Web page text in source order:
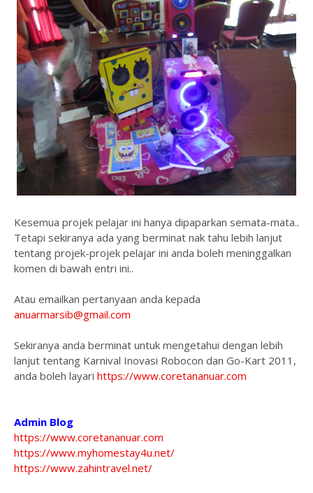
Kesemua projek pelajar ini hanya dipaparkan semata-mata..
Tetapi sekiranya ada yang berminat nak tahu lebih lanjut
tentang projek-projek pelajar ini anda boleh meninggalkan
komen di bawah entri ini..
Atau emailkan pertanyaan anda kepada
anuarmarsib@gmail.com
Sekiranya anda berminat untuk mengetahui dengan lebih
lanjut tentang Karnival Inovasi Robocon dan Go-Kart 2011,
anda boleh layari https://www.coretananuar.com
Admin Blog
https://www.coretananuar.com
https://www.myhomestay4u.net/
https://www.zahintravel.net/